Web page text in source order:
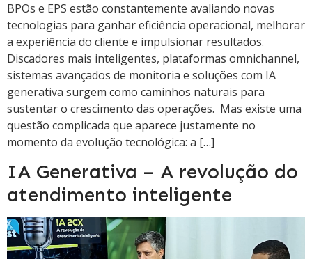
BPOs e EPS estão constantemente avaliando novas
tecnologias para ganhar eficiência operacional, melhorar
a experiência do cliente e impulsionar resultados.
Discadores mais inteligentes, plataformas omnichannel,
sistemas avançados de monitoria e soluções com IA
generativa surgem como caminhos naturais para
sustentar o crescimento das operações. Mas existe uma
questão complicada que aparece justamente no
momento da evolução tecnológica: a […]
IA Generativa – A revolução do
atendimento inteligente